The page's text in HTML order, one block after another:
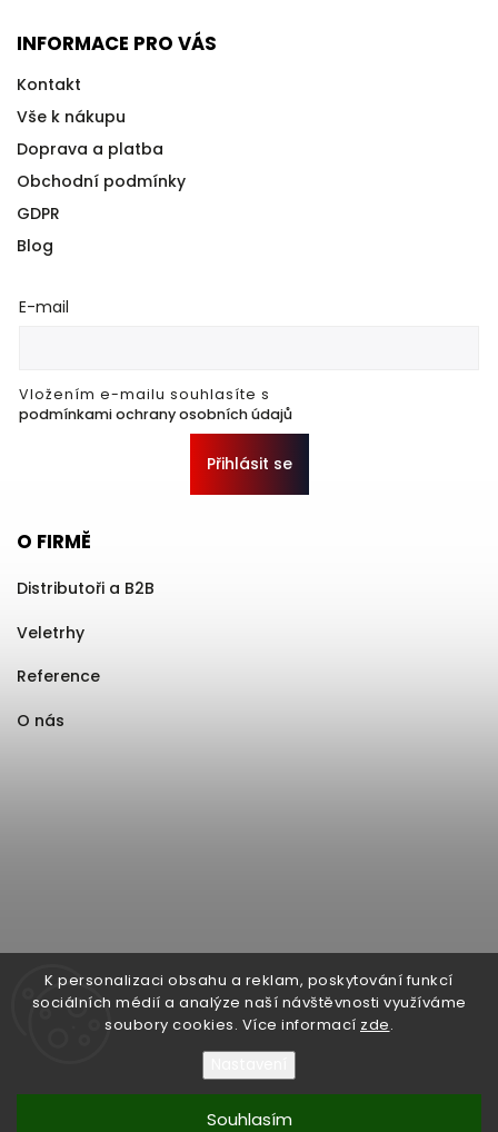
K personalizaci obsahu a reklam, poskytování funkcí
sociálních médií a analýze naší návštěvnosti využíváme
soubory cookies. Více informací zde.
Souhlasím
INFORMACE PRO VÁS
Kontakt
Vše k nákupu
Doprava a platba
Obchodní podmínky
GDPR
Blog
E-mail
Vložením e-mailu souhlasíte s
podmínkami ochrany osobních údajů
Přihlásit se
O FIRMĚ
Distributoři a B2B
Veletrhy
Reference
O nás